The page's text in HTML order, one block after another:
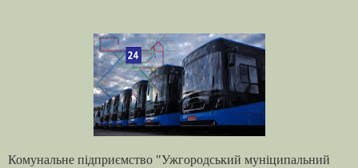
Комунальне підприємство "Ужгородський муніципальний